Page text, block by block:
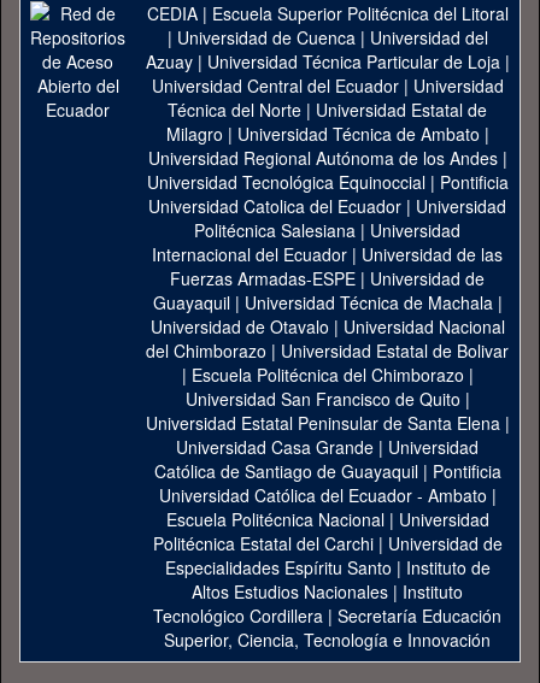
CEDIA| Escuela Superior Politécnica del Litoral
| Universidad de Cuenca| Universidad del
Azuay| Universidad Técnica Particular de Loja|
Universidad Central del Ecuador| Universidad
Técnica del Norte | Universidad Estatal de
Milagro | Universidad Técnica de Ambato |
Universidad Regional Autónoma de los Andes|
Universidad Tecnológica Equinoccial| Pontificia
Universidad Catolica del Ecuador | Universidad
Politécnica Salesiana | Universidad
Internacional del Ecuador | Universidad de las
Fuerzas Armadas-ESPE | Universidad de
Guayaquil| Universidad Técnica de Machala|
Universidad de Otavalo | Universidad Nacional
del Chimborazo | Universidad Estatal de Bolivar
| Escuela Politécnica del Chimborazo |
Universidad San Francisco de Quito |
Universidad Estatal Peninsular de Santa Elena|
Universidad Casa Grande | Universidad
Católica de Santiago de Guayaquil| Pontificia
Universidad Católica del Ecuador - Ambato |
Escuela Politécnica Nacional| Universidad
Politécnica Estatal del Carchi| Universidad de
Especialidades Espíritu Santo | Instituto de
Altos Estudios Nacionales | Instituto
Tecnológico Cordillera | Secretaría Educación
Superior, Ciencia, Tecnología e Innovación